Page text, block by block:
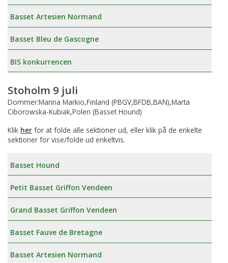
Basset Artesien Normand
Basset Bleu de Gascogne
BIS konkurrencen
Stoholm 9 juli
Dommer:Marina Markio,Finland (PBGV,BFDB,BAN),Marta
Ciborowska-Kubiak,Polen (Basset Hound)
Klik her for at folde alle sektioner ud, eller klik på de enkelte
sektioner for vise/folde ud enkeltvis.
Basset Hound
Petit Basset Griffon Vendeen
Grand Basset Griffon Vendeen
Basset Fauve de Bretagne
Basset Artesien Normand